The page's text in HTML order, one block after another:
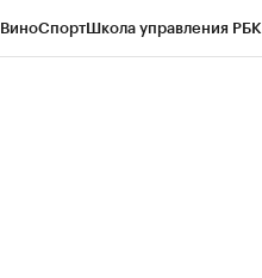
СпортШкола управления РБК